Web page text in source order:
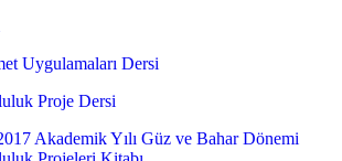
Uygulamaları Dersi
Proje Dersi
Akademik Yılı Güz ve Bahar Dönemi